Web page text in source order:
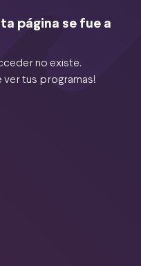
página se fue a
no existe.
ver tus programas!